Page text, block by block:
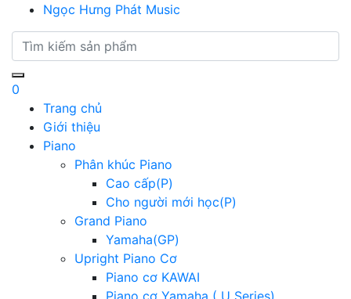
Ngọc Hưng Phát Music
0
Trang chủ
Giới thiệu
Piano
Phân khúc Piano
Cao cấp(P)
Cho người mới học(P)
Grand Piano
Yamaha(GP)
Upright Piano Cơ
Piano cơ KAWAI
Piano cơ Yamaha ( U Series)